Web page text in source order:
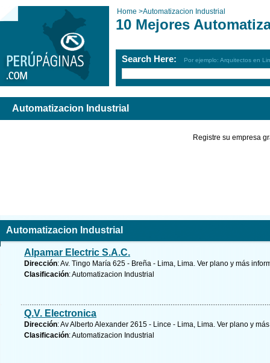
Home >Automatizacion Industrial
10 Mejores
Search Here: Por ejemplo: Arquitectos en
Automatizacion Industrial
Registre su empresa
Automatizacion Industrial
Alpamar Electric S.A.C.
Dirección: Av. Tingo María 625 - Breña - Lima, Lima. Ver plano y más
Clasificación: Automatizacion Industrial
Q.V. Electronica
Dirección: Av Alberto Alexander 2615 - Lince - Lima, Lima. Ver plano y
Clasificación: Automatizacion Industrial